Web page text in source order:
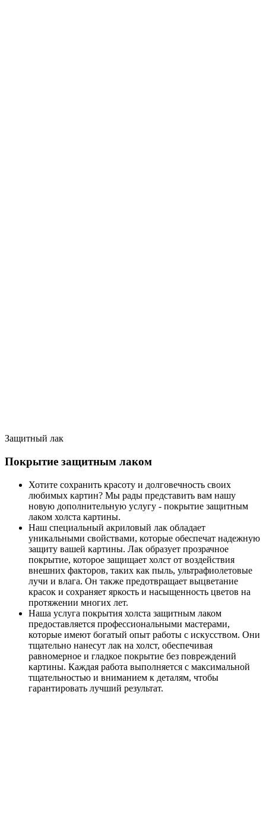
Защитный лак
Покрытие защитным лаком
Хотите сохранить красоту и долговечность своих
любимых картин? Мы рады представить вам нашу
новую дополнительную услугу - покрытие защитным
лаком холста картины.
Наш специальный акриловый лак обладает
уникальными свойствами, которые обеспечат надежную
защиту вашей картины. Лак образует прозрачное
покрытие, которое защищает холст от воздействия
внешних факторов, таких как пыль, ультрафиолетовые
лучи и влага. Он также предотвращает выцветание
красок и сохраняет яркость и насыщенность цветов на
протяжении многих лет.
Наша услуга покрытия холста защитным лаком
предоставляется профессиональными мастерами,
которые имеют богатый опыт работы с искусством. Они
тщательно нанесут лак на холст, обеспечивая
равномерное и гладкое покрытие без повреждений
картины. Каждая работа выполняется с максимальной
тщательностью и вниманием к деталям, чтобы
гарантировать лучший результат.